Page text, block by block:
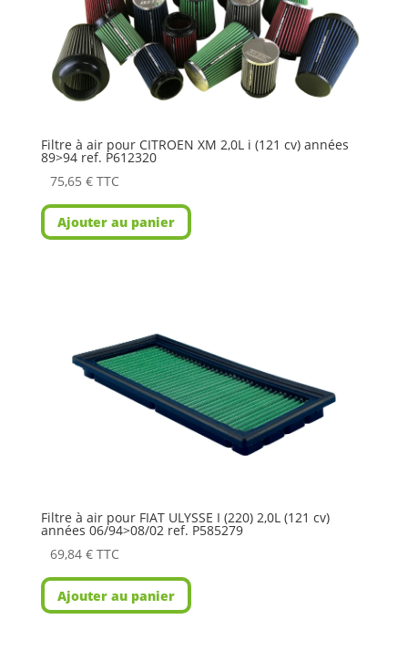
Filtre à air pour CITROEN XM 2,0L i (121 cv) années
89>94 ref. P612320
75,65 € TTC
Ajouter au panier
Filtre à air pour FIAT ULYSSE I (220) 2,0L (121 cv)
années 06/94>08/02 ref. P585279
69,84 € TTC
Ajouter au panier